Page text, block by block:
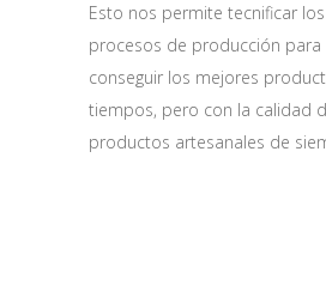
Esto nos permite tecnificar los
procesos de producción
conseguir los mejores
tiempos, pero con la calidad
productos artesanales de